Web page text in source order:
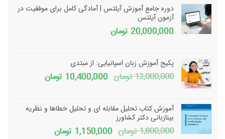
دوره جامع آموزش آیلتس | آمادگی کامل برای موفقیت در
آزمون آیلتس
20,000,000 تومان
پکیج آموزش زبان اسپانیایی: از مبتدی
12,000,000 تومان قیمت
12,000,000 تومان
بود.
10,400,000 تومانقیمت
است.
آموزش کتاب تحلیل مقابله ای و تحلیل خطاها و نظریه
بینازبانی دکتر کشاورز
1,800,000 تومان قیمت
1,150,000 تومانقیمت